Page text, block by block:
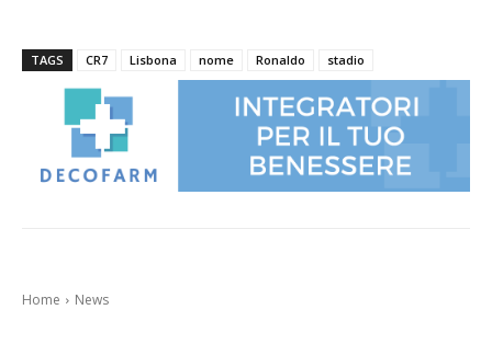
TAGS CR7 Lisbona nome Ronaldo stadio